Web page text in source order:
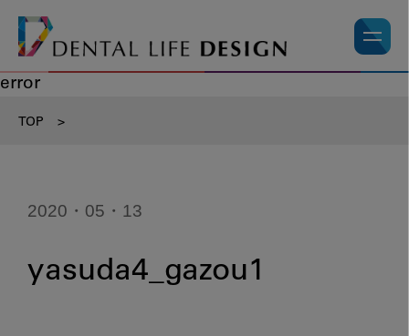
error
TOP >
2020・05・13
yasuda4_gazou1